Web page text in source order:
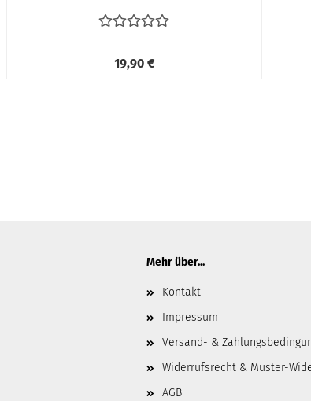
19,90 €
Mehr über...
Kontakt
Impressum
Versand- &
Widerrufsrecht & Muster-
AGB